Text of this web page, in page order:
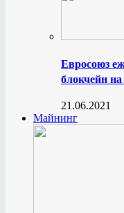
Евросоюз
блокчейн
21.06.2021
Майнинг